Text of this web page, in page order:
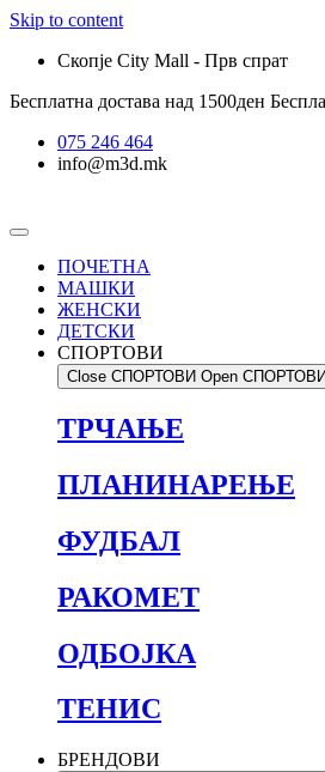
Skip to content
Скопје City Mall - Прв спрат
Бесплатна достава над 1500ден
075 246 464
info@m3d.mk
ПОЧЕТНА
МАШКИ
ЖЕНСКИ
ДЕТСКИ
СПОРТОВИ
Close СПОРТОВИ Open СПОРТОВИ
ТРЧАЊЕ
ПЛАНИНАРЕЊЕ
ФУДБАЛ
РАКОМЕТ
ОДБОЈКА
ТЕНИС
БРЕНДОВИ